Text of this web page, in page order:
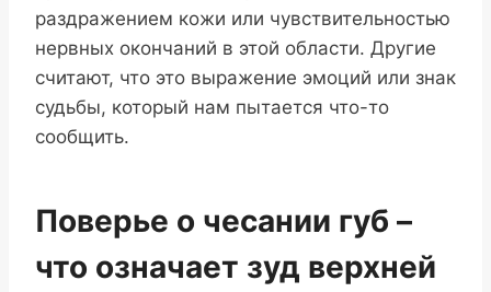
раздражением кожи или чувствительностью
нервных окончаний в этой области. Другие
считают, что это выражение эмоций или знак
судьбы, который нам пытается что-то
сообщить.
Поверье о чесании губ –
что означает зуд верхней